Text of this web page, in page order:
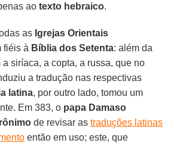
aotexto hebraico.
as Igrejas Orientais
fiéis à Bíblia dos Setenta: além da
a siríaca, a copta, a russa, que no
a tradução nas respectivas
latina, por outro lado, tomou um
Em 383, o papa Damaso
de revisar astraduções latinas
então em uso; este, que